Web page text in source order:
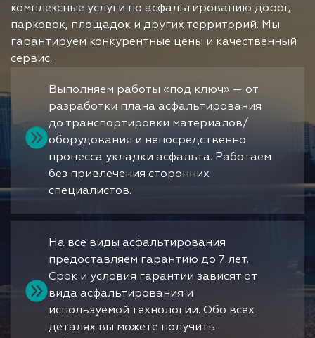
комплексные услуги по асфальтированию дорог,
парковок, площадок и других территорий. Мы
гарантируем конкурентные цены и качественный
сервис.
Выполняем работы «под ключ» — от
разработки плана асфальтирования
до транспортировки материалов/
оборудования и непосредственно
процесса укладки асфальта. Работаем
без привлечения сторонних
специалистов.
На все виды асфальтирования
предоставляем гарантию до 7 лет.
Срок и условия гарантии зависят от
вида асфальтирования и
используемой технологии. Обо всех
деталях вы можете получить